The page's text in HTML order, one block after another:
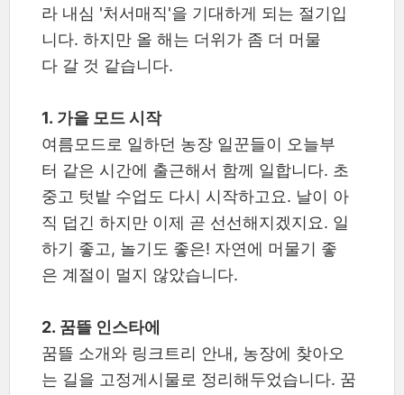
라 내심 '처서매직'을 기대하게 되는 절기입
니다. 하지만 올 해는 더위가 좀 더 머물
다 갈 것 같습니다.
1. 가을 모드 시작
여름모드로 일하던 농장 일꾼들이 오늘부
터 같은 시간에 출근해서 함께 일합니다. 초
중고 텃밭 수업도 다시 시작하고요. 날이 아
직 덥긴 하지만 이제 곧 선선해지겠지요. 일
하기 좋고, 놀기도 좋은! 자연에 머물기 좋
은 계절이 멀지 않았습니다.
2. 꿈뜰 인스타에
꿈뜰 소개와 링크트리 안내, 농장에 찾아오
는 길을 고정게시물로 정리해두었습니다. 꿈